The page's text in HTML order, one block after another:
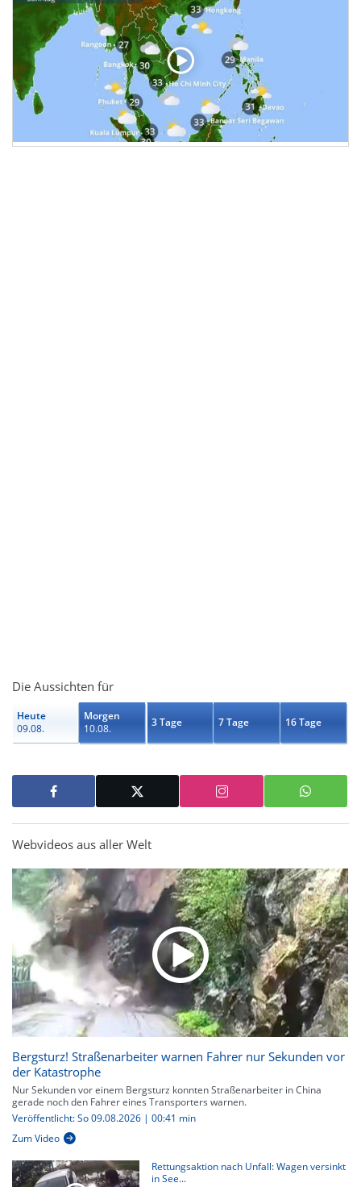
Die Aussichten für
Heute
09.08.
Morgen
10.08.
3 Tage 7 Tage 16 Tage
Webvideos aus aller Welt
Bergsturz! Straßenarbeiter warnen Fahrer nur Sekunden vor
der Katastrophe
Nur Sekunden vor einem Bergsturz konnten Straßenarbeiter in China
gerade noch den Fahrer eines Transporters warnen.
Veröffentlicht: So 09.08.2026 | 00:41 min
Zum Video
Rettungsaktion nach Unfall: Wagen versinkt
in See...